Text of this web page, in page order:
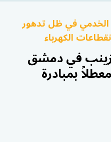
الخدمي في ظل تدهور
الكهرباء
زينب في دمشق
بمبادرة